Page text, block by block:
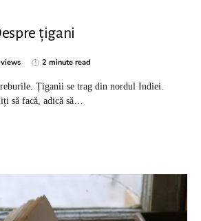
țigani
2 minute read
Țiganii se trag din nordul Indiei.
să facă, adică să…